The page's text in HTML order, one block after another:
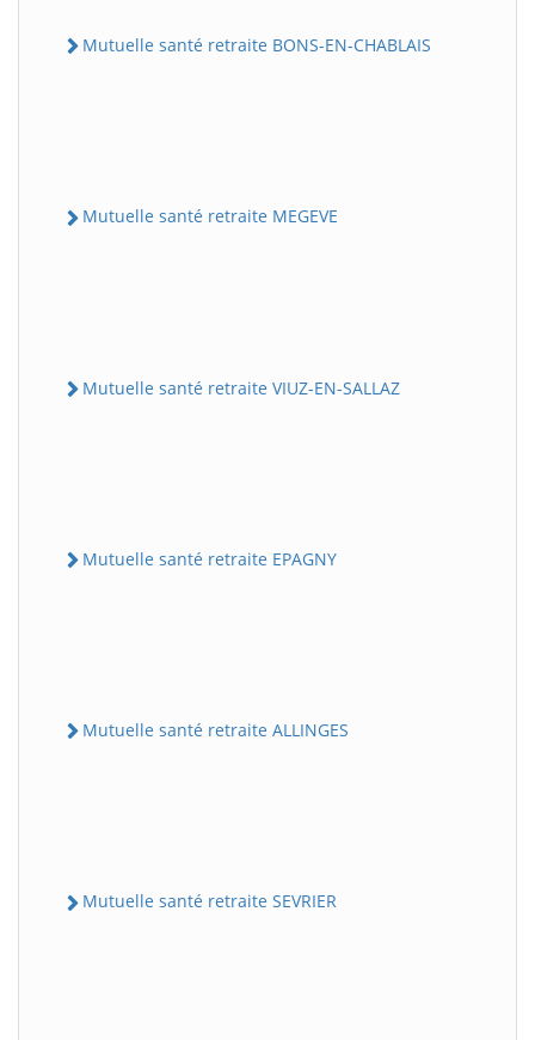
Mutuelle santé retraite BONS-EN-CHABLAIS
Mutuelle santé retraite MEGEVE
Mutuelle santé retraite VIUZ-EN-SALLAZ
Mutuelle santé retraite EPAGNY
Mutuelle santé retraite ALLINGES
Mutuelle santé retraite SEVRIER